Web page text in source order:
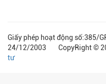
Giấy phép hoạt động số:385/
24/12/2003 CopyRight ©
tư